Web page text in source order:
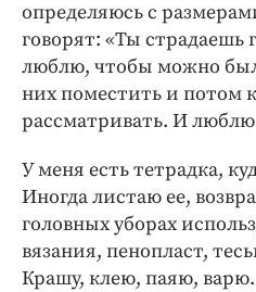
определяюсь с
говорят: «Ты страдаешь
люблю, чтобы можно
них поместить и потом
рассматривать. И люблю
У меня есть тетрадка,
Иногда листаю ее,
головных уборах
вязания, пенопласт,
Крашу, клею, паяю, варю.